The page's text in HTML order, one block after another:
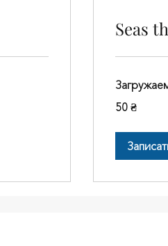
Seas
украинских
50 ₴